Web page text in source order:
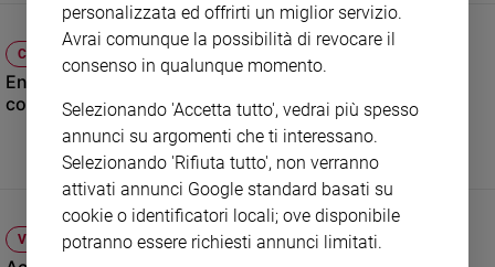
Famiglia
ed
educazione
Genitori
Coppia
Scuola
CHIESA
Enzo Bianchi: «Tenacia e coraggio: l'ecumenismo
concreto del Papa»
VERSO IL GIUBILEO
personalizzata ed offrirti un miglior servizio.
Avrai comunque la possibilità di revocare il
consenso in qualunque momento.
Selezionando 'Accetta tutto', vedrai più spesso
annunci su argomenti che ti interessano.
Selezionando 'Rifiuta tutto', non verranno
attivati annunci Google standard basati su
cookie o identificatori locali; ove disponibile
potranno essere richiesti annunci limitati.